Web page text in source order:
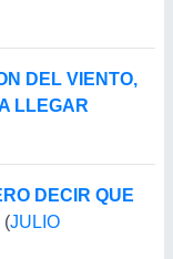
DEL VIENTO,
LLEGAR
DECIR QUE
(JULIO